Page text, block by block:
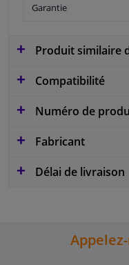
Garantie
Produit similaire
Compatibilité
Numéro de
Fabricant
Délai de livraison